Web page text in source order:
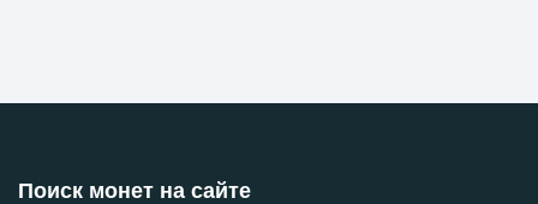
Поиск монет на сайте